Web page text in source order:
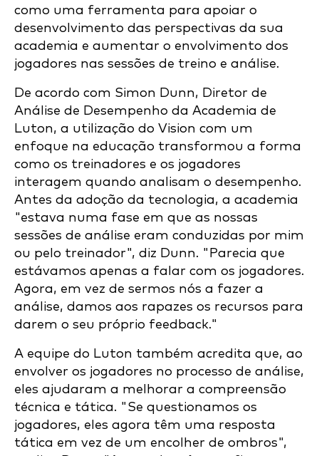
como uma ferramenta para apoiar o
desenvolvimento das perspectivas da sua
academia e aumentar o envolvimento dos
jogadores nas sessões de treino e análise.
De acordo com Simon Dunn, Diretor de
Análise de Desempenho da Academia de
Luton, a utilização do Vision com um
enfoque na educação transformou a forma
como os treinadores e os jogadores
interagem quando analisam o desempenho.
Antes da adoção da tecnologia, a academia
"estava numa fase em que as nossas
sessões de análise eram conduzidas por mim
ou pelo treinador", diz Dunn. "Parecia que
estávamos apenas a falar com os jogadores.
Agora, em vez de sermos nós a fazer a
análise, damos aos rapazes os recursos para
darem o seu próprio feedback."
A equipe do Luton também acredita que, ao
envolver os jogadores no processo de análise,
eles ajudaram a melhorar a compreensão
técnica e tática. "Se questionamos os
jogadores, eles agora têm uma resposta
tática em vez de um encolher de ombros",